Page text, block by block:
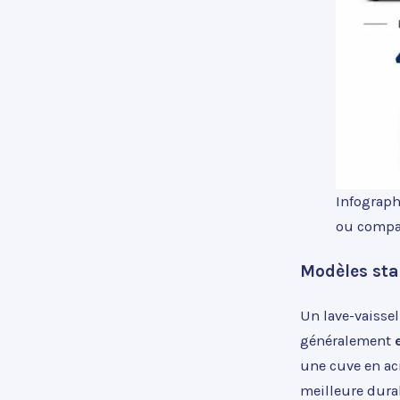
ou
Modèles
Un lave-
généralement
une cuve en
meilleure